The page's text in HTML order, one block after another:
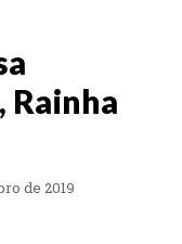
Rainha
de 2019